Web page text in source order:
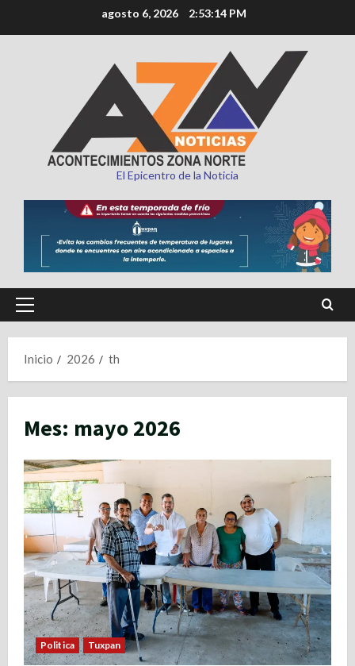
al
agosto 6, 2026 2:53:15 PM
El Epicentro de la Noticia
Menú
Inicio
2026 th
Mes: mayo 2026
Politica Tuxpan